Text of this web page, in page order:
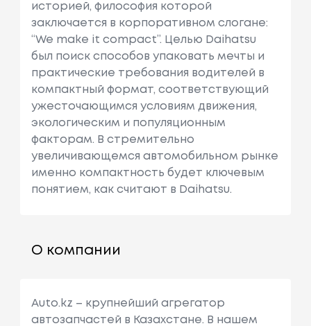
историей, философия которой
заключается в корпоративном слогане:
“We make it compact”. Целью Daihatsu
был поиск способов упаковать мечты и
практические требования водителей в
компактный формат, соответствующий
ужесточающимся условиям движения,
экологическим и популяционным
факторам. В стремительно
увеличивающемся автомобильном рынке
именно компактность будет ключевым
понятием, как считают в Daihatsu.
О компании
Auto.kz – крупнейший агрегатор
автозапчастей в Казахстане. В нашем